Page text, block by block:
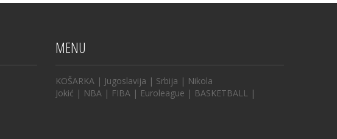
MENU
KOŠARKA | Jugoslavija | Srbija | Nikola
Jokić | NBA | FIBA | Euroleague | BASKETBALL |